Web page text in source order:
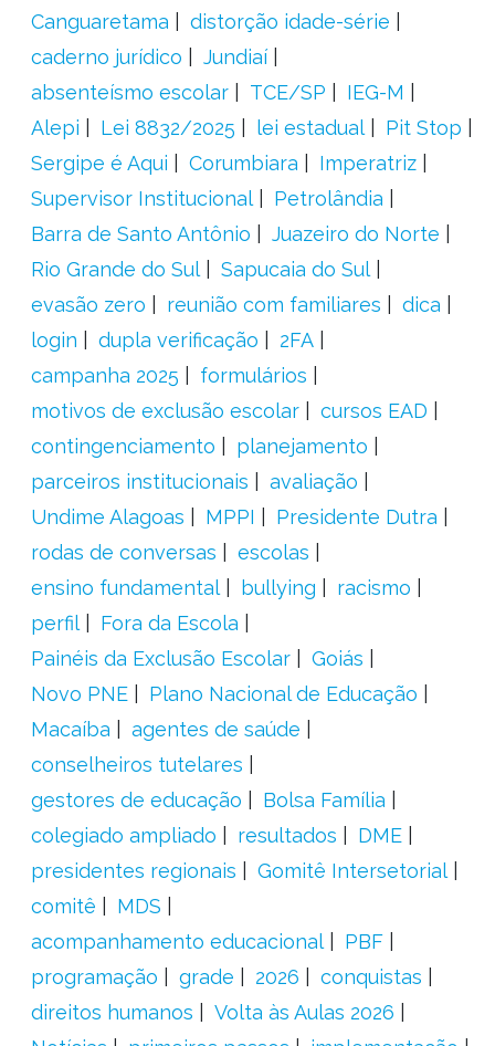
Canguaretama
distorção idade-série
caderno jurídico
Jundiaí
absenteísmo escolar
TCE/SP
IEG-M
Alepi
Lei 8832/2025 lei estadual
Pit Stop
Sergipe é Aqui
Corumbiara
Imperatriz
Supervisor Institucional
Petrolândia
Barra de Santo Antônio
Juazeiro do Norte
Rio Grande do Sul
Sapucaia do Sul
evasão zero
reunião com familiares
dica
login
dupla verificação
2FA
campanha 2025
formulários
motivos de exclusão escolar
cursos EAD
contingenciamento
planejamento
parceiros institucionais
avaliação
Undime Alagoas
MPPI
Presidente Dutra
rodas de conversas
escolas
ensino fundamental
bullying
racismo
perfil
Fora da Escola
Painéis da Exclusão Escolar
Goiás
Novo PNE
Plano Nacional de Educação
Macaíba
agentes de saúde
conselheiros tutelares
gestores de educação
Bolsa Família
colegiado ampliado
resultados
DME
presidentes regionais
Gomitê Intersetorial
comitê
MDS
acompanhamento educacional
PBF
programação
grade 2026
conquistas
direitos humanos
Volta às Aulas 2026